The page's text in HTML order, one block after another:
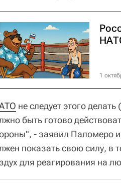
1
не следует этого
быть готово
- заявил Паломеро
показать свою силу, в
для реагирования на